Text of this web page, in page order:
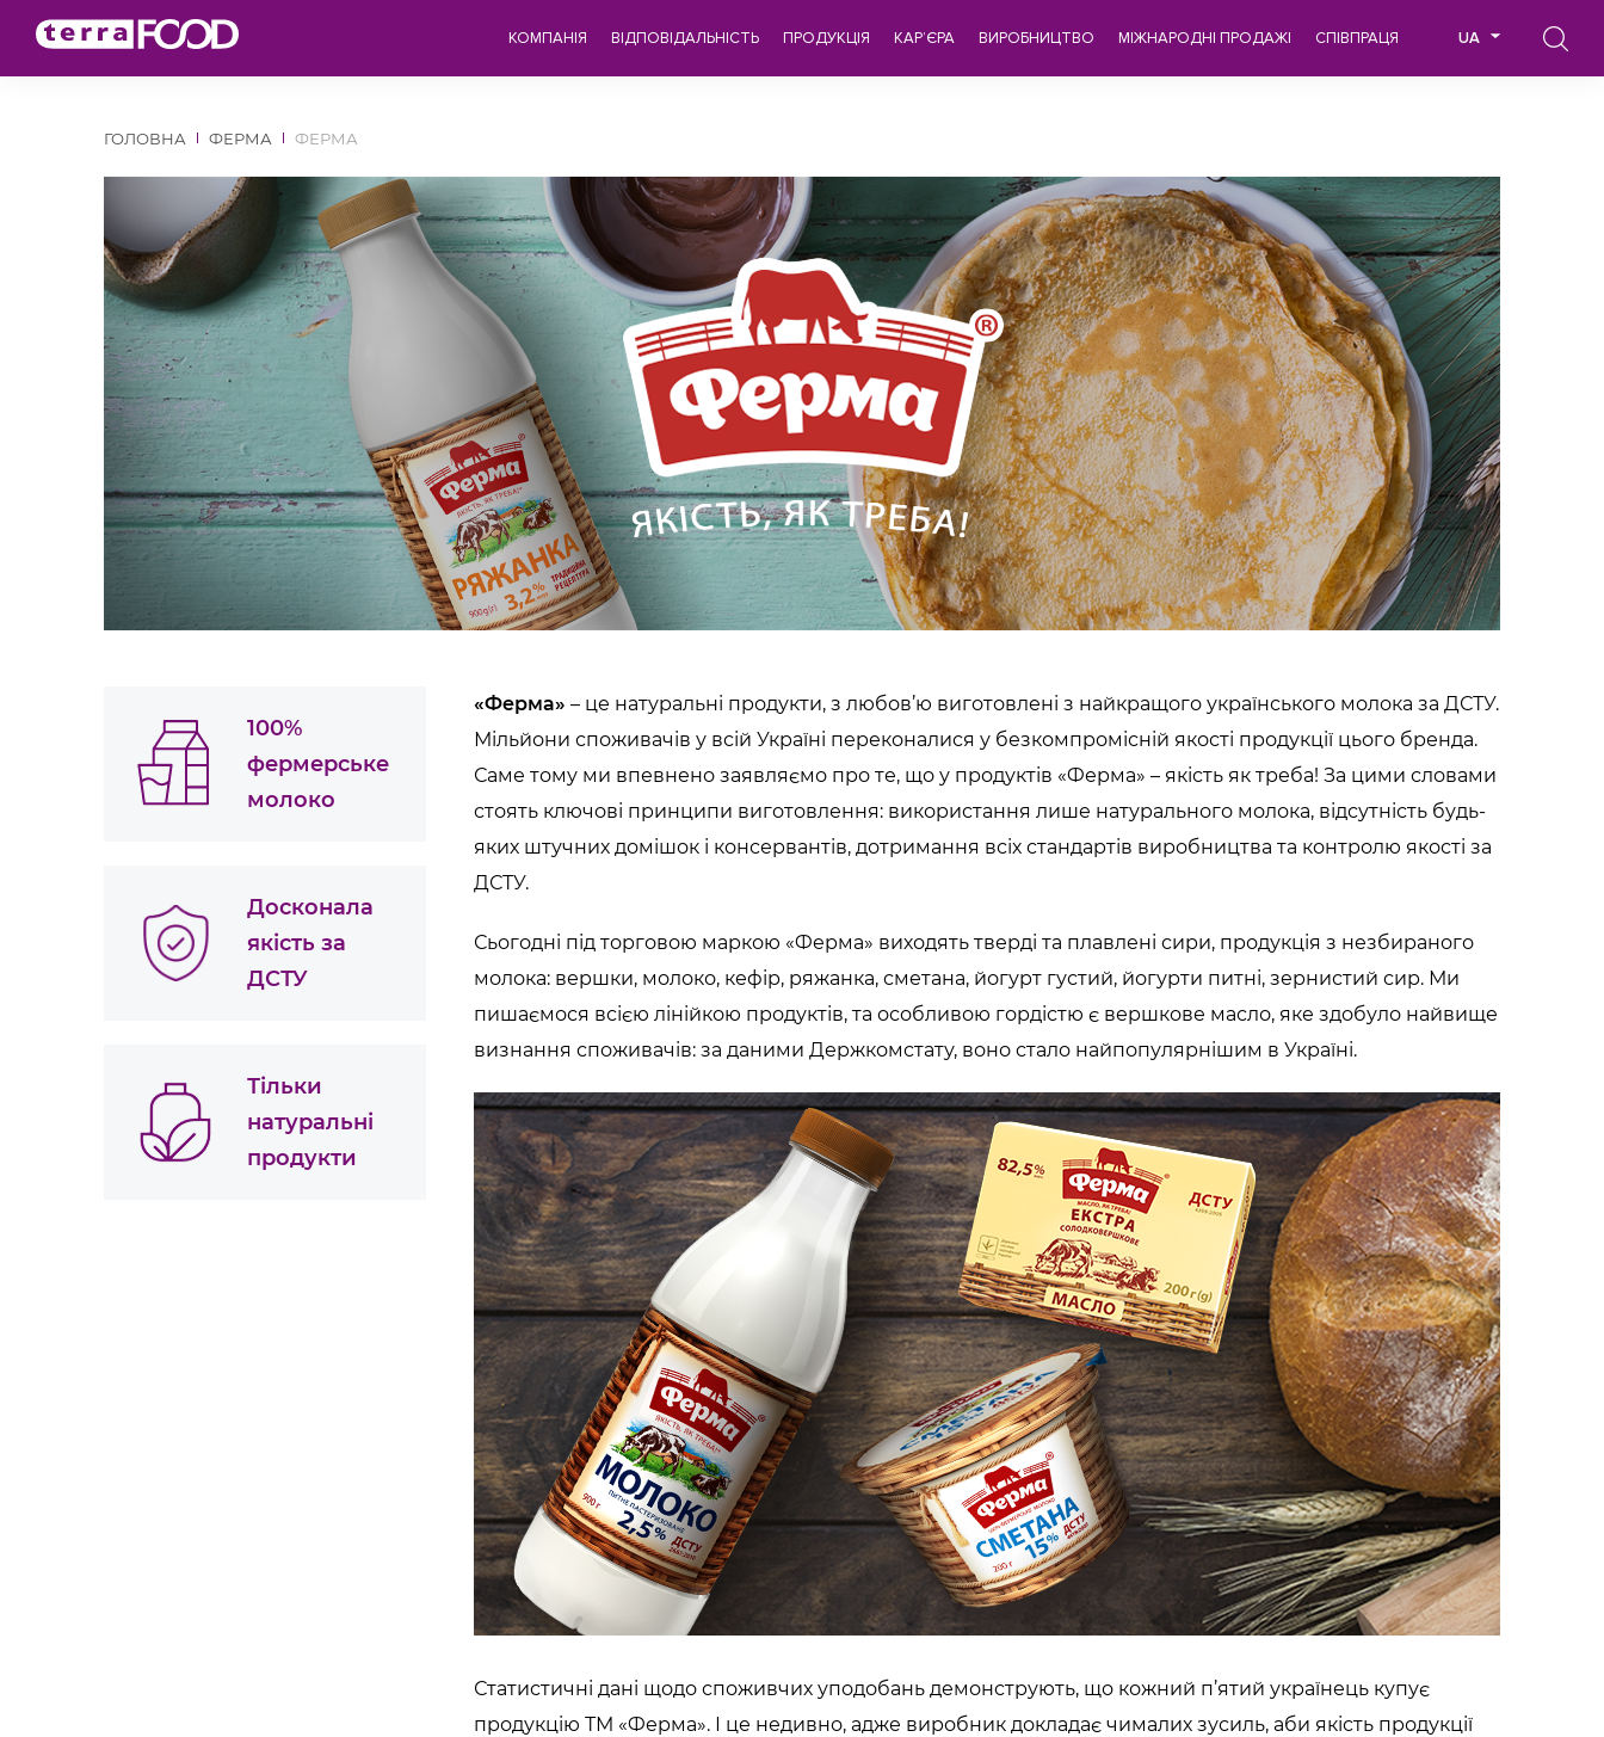
КОМПАНІЯ ВІДПОВІДАЛЬНІСТЬ ПРОДУКЦІЯ КАР’ЄРА ВИРОБНИЦТВО МІЖНАРОДНІ ПРОДАЖІ СПІВПРАЦЯ UA
ГОЛОВНА ФЕРМА ФЕРМА
100%
фермерське
молоко
Досконала
якість за
ДСТУ
Тільки
натуральні
продукти
«Ферма» – це натуральні продукти, з любов’ю виготовлені з найкращого українського молока за ДСТУ.
Мільйони споживачів у всій Україні переконалися у безкомпромісній якості продукції цього бренда.
Саме тому ми впевнено заявляємо про те, що у продуктів «Ферма» – якість як треба! За цими словами
стоять ключові принципи виготовлення: використання лише натурального молока, відсутність будь-
яких штучних домішок і консервантів, дотримання всіх стандартів виробництва та контролю якості за
ДСТУ.
Сьогодні під торговою маркою «Ферма» виходять тверді та плавлені сири, продукція з незбираного
молока: вершки, молоко, кефір, ряжанка, сметана, йогурт густий, йогурти питні, зернистий сир. Ми
пишаємося всією лінійкою продуктів, та особливою гордістю є вершкове масло, яке здобуло найвище
визнання споживачів: за даними Держкомстату, воно стало найпопулярнішим в Україні.
Статистичні дані щодо споживчих уподобань демонструють, що кожний п’ятий українець купує
продукцію ТМ «Ферма». І це недивно, адже виробник докладає чималих зусиль, аби якість продукції